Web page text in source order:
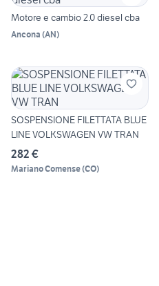
Motore e cambio 2.0 diesel cba
Ancona (AN)
SOSPENSIONE FILETTATA BLUE
LINE VOLKSWAGEN VW TRAN
282 €
Mariano Comense(CO)